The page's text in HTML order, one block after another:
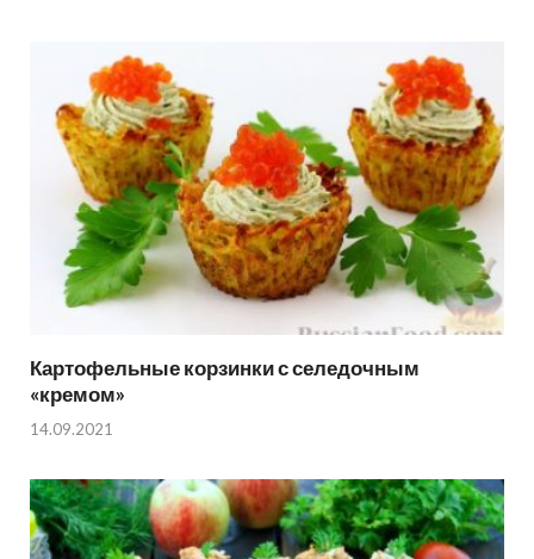
Картофельные корзинки с селедочным
«кремом»
14.09.2021